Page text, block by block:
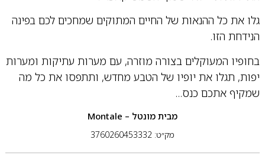
גלו את כל ההנאות של החיים המתוקים שמחכים לכם בפינה
הנידחת הזו.
בחופיו המעוקלים בצורה מוזרה, עם מערות עתיקות ומערות
יפות, תגלו את יופיו של הטבע מחדש, ותתפסו את כל מה
שמקיף אתכם כנס…
מבית מונטל – Montale
מק״ט: 3760260453332